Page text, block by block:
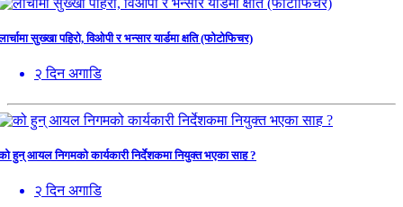
सुख्खा पहिरो, विओपी र भन्सार यार्डमा क्षति (फोटोफिचर)
२ दिन अगाडि
हुन् आयल निगमको कार्यकारी निर्देशकमा नियुक्त भएका साह ?
२ दिन अगाडि